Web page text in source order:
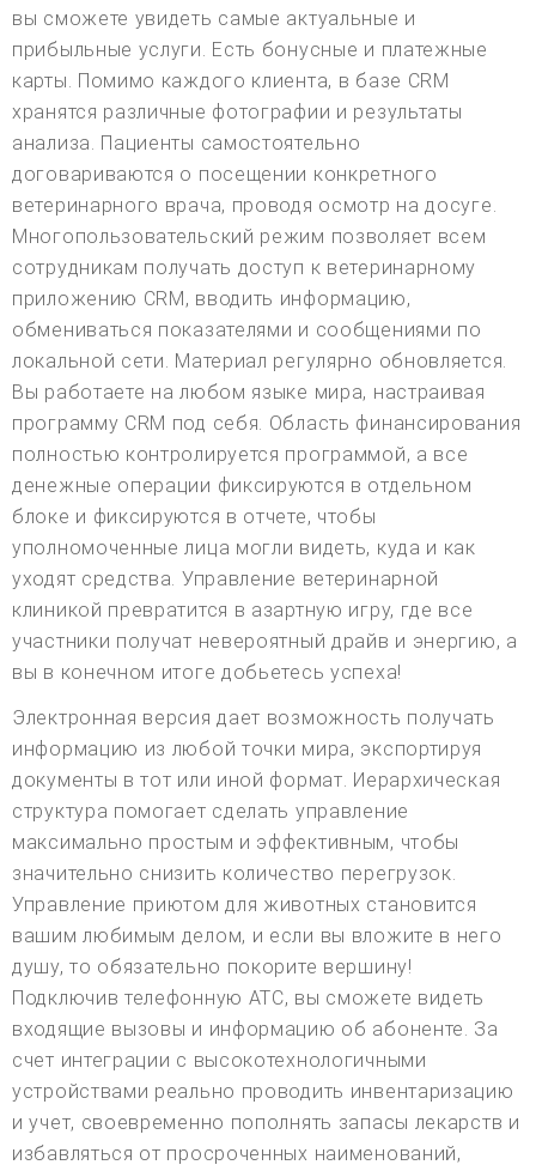
вы сможете увидеть самые актуальные и
прибыльные услуги. Есть бонусные и платежные
карты. Помимо каждого клиента, в базе CRM
хранятся различные фотографии и результаты
анализа. Пациенты самостоятельно
договариваются о посещении конкретного
ветеринарного врача, проводя осмотр на досуге.
Многопользовательский режим позволяет всем
сотрудникам получать доступ к ветеринарному
приложению CRM, вводить информацию,
обмениваться показателями и сообщениями по
локальной сети. Материал регулярно обновляется.
Вы работаете на любом языке мира, настраивая
программу CRM под себя. Область финансирования
полностью контролируется программой, а все
денежные операции фиксируются в отдельном
блоке и фиксируются в отчете, чтобы
уполномоченные лица могли видеть, куда и как
уходят средства. Управление ветеринарной
клиникой превратится в азартную игру, где все
участники получат невероятный драйв и энергию, а
вы в конечном итоге добьетесь успеха!
Электронная версия дает возможность получать
информацию из любой точки мира, экспортируя
документы в тот или иной формат. Иерархическая
структура помогает сделать управление
максимально простым и эффективным, чтобы
значительно снизить количество перегрузок.
Управление приютом для животных становится
вашим любимым делом, и если вы вложите в него
душу, то обязательно покорите вершину!
Подключив телефонную АТС, вы сможете видеть
входящие вызовы и информацию об абоненте. За
счет интеграции с высокотехнологичными
устройствами реально проводить инвентаризацию
и учет, своевременно пополнять запасы лекарств и
избавляться от просроченных наименований,